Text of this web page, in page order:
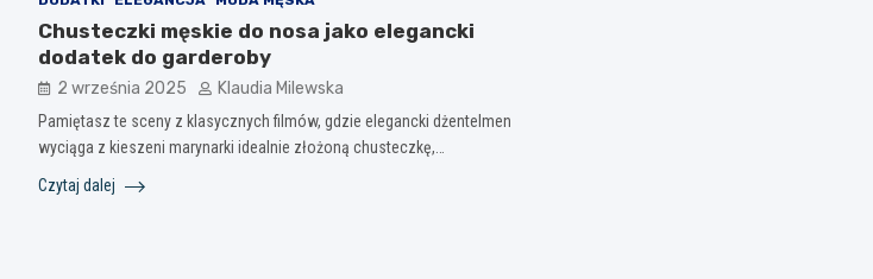
Chusteczki męskie do nosa jako elegancki
dodatek do garderoby
2 września 2025 Klaudia Milewska
Pamiętasz te sceny z klasycznych filmów, gdzie elegancki dżentelmen
wyciąga z kieszeni marynarki idealnie złożoną chusteczkę,…
Czytaj dalej